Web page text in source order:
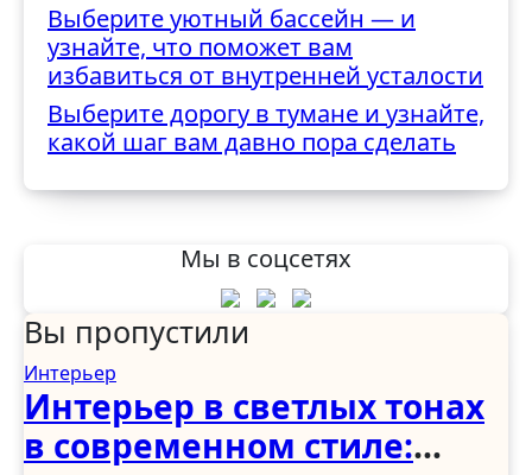
Выберите уютный бассейн — и
узнайте, что поможет вам
избавиться от внутренней усталости
Выберите дорогу в тумане и узнайте,
какой шаг вам давно пора сделать
Мы в соцсетях
Вы пропустили
Интерьер
Интерьер в светлых тонах
в современном стиле: